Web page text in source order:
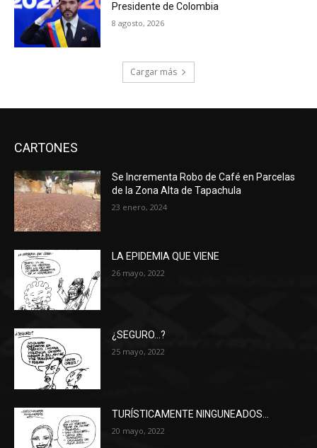
Presidente de Colombia
8 agosto, 2026
Cargar más
CARTONES
Se Incrementa Robo de Café en Parcelas
de la Zona Alta de Tapachula
23 enero, 2024
LA EPIDEMIA QUE VIENE
26 mayo, 2022
¿SEGURO…?
25 mayo, 2022
TURÍSTICAMENTE NINGUNEADOS…
20 mayo, 2022